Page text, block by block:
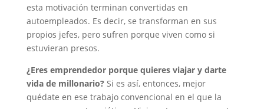
esta motivación terminan convertidas en
autoempleados. Es decir, se transforman en sus
propios jefes, pero sufren porque viven como si
estuvieran presos.
¿Eres emprendedor porque quieres viajar y darte
vida de millonario?Si es así, entonces, mejor
quédate en ese trabajo convencional en el que la